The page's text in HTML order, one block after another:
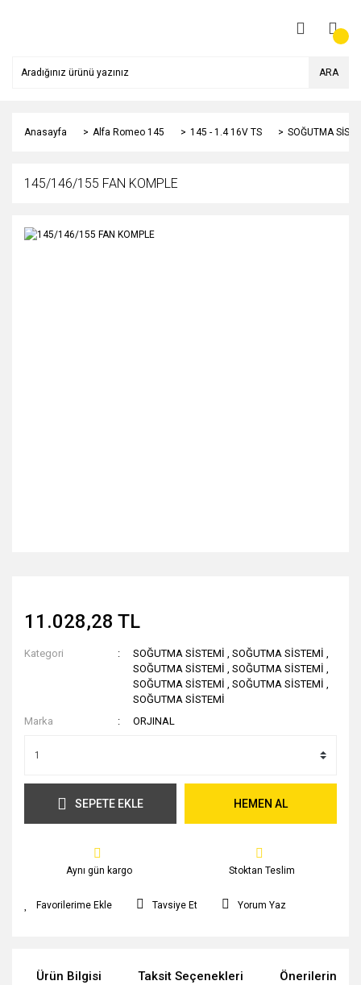
ARA
Anasayfa Alfa Romeo 145 145 - 1.4 16V TS SOĞUTMA
145/146/155 FAN KOMPLE
11.028,28 TL
Kategori SOĞUTMA SİSTEMİ ,SOĞUTMA SİSTEMİ ,
SOĞUTMA SİSTEMİ ,SOĞUTMA SİSTEMİ ,
SOĞUTMA SİSTEMİ ,SOĞUTMA SİSTEMİ ,
SOĞUTMA SİSTEMİ
Marka
ORJINAL
SEPETE EKLE HEMEN AL
Aynı gün kargo Stoktan Teslim
Tavsiye Et Yorum Yaz
Ürün Bilgisi Taksit Seçenekleri Önerileriniz